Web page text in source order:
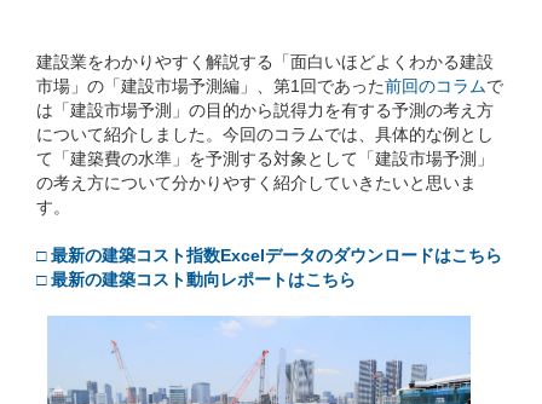
建設業をわかりやすく解説する「面白いほどよくわかる建設
市場」の「建設市場予測編」、第1回であった前回のコラムで
は「建設市場予測」の目的から説得力を有する予測の考え方
について紹介しました。今回のコラムでは、具体的な例とし
て「建築費の水準」を予測する対象として「建設市場予測」
の考え方について分かりやすく紹介していきたいと思いま
す。
□ 最新の建築コスト指数Excelデータのダウンロードはこちら
□ 最新の建築コスト動向レポートはこちら